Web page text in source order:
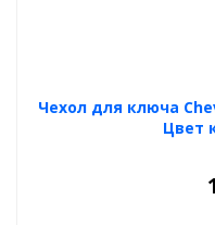
Чехол для ключа
Цвет